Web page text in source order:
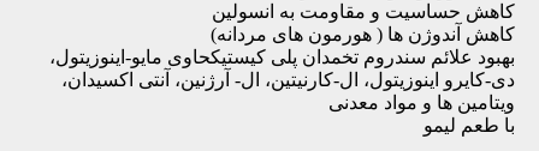
کاهش حساسیت و مقاومت به انسولین
کاهش آندوژن ها ( هورمون های مردانه)
بهبود علائم سندروم تخمدان پلی کیستیکحاوی مایو-اینوزیتول،
دی-کایرو اینوزیتول، ال-کارنیتین، ال- آرژنین، آنتی اکسیدان،
ویتامین ها و مواد معدنی
با طعم لیمو